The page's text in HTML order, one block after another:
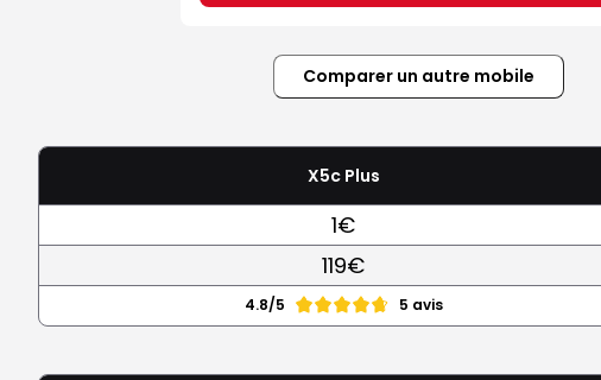
Comparer un autre mobile
X5c Plus
1€
119€
4.8/5 5 avis